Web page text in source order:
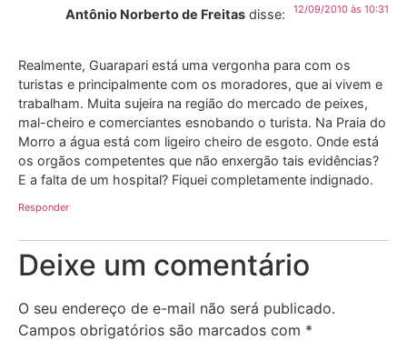
Antônio Norberto de Freitas disse: 12/09/2010 às 10:31
Realmente, Guarapari está uma vergonha para com os
turistas e principalmente com os moradores, que ai vivem e
trabalham. Muita sujeira na região do mercado de peixes,
mal-cheiro e comerciantes esnobando o turista. Na Praia do
Morro a água está com ligeiro cheiro de esgoto. Onde está
os orgãos competentes que não enxergão tais evidências?
E a falta de um hospital? Fiquei completamente indignado.
Responder
Deixe um comentário
O seu endereço de e-mail não será publicado.
Campos obrigatórios são marcados com *